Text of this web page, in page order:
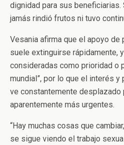
dignidad para sus
jamás rindió frutos ni tuvo
Vesania afirma que el apoyo de
suele extinguirse rápidamente,
consideradas como prioridad o
mundial”, por lo que el interés
ve constantemente desplazado
aparentemente más urgentes.
“Hay muchas cosas que
se sigue viendo el trabajo